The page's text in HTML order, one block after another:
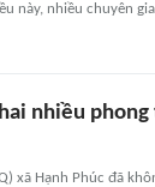
này, nhiều chuyên
nhiều
xã Hạnh Phúc đã